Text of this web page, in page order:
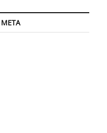
META